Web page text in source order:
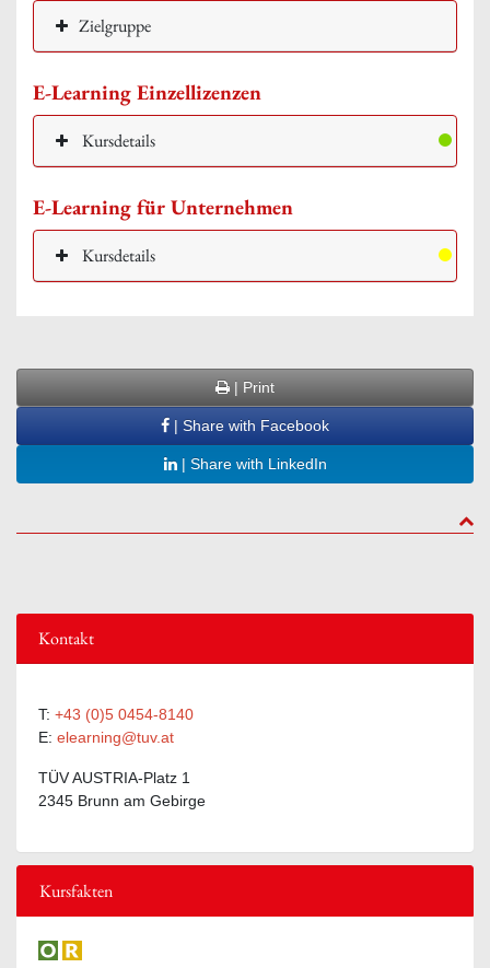
Zielgruppe
E-Learning Einzellizenzen
Kursdetails
E-Learning für Unternehmen
Kursdetails
| Print
| Share with Facebook
| Share with LinkedIn
to
Kontakt
T: +43 (0)5 0454-8140
E: elearning@tuv.at
TÜV AUSTRIA-Platz 1
2345 Brunn am Gebirge
Kursfakten